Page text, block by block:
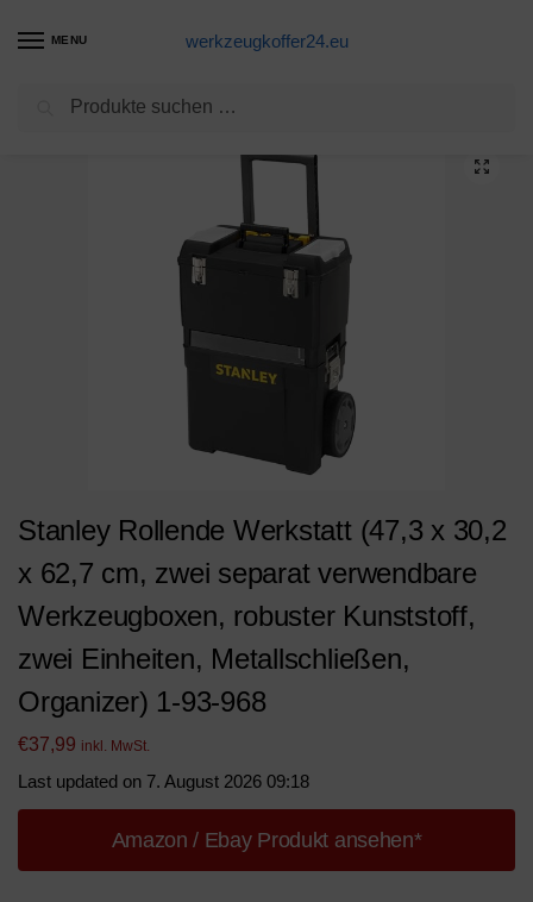
MENU werkzeugkoffer24.eu
Werkzeugtrolley Produkte
Stanley Rollende Werkstatt (47,3 x 30,2
x 62,7 cm, zwei separat verwendbare
Werkzeugboxen, robuster Kunststoff,
zwei Einheiten, Metallschließen,
Organizer) 1-93-968
€37,99 inkl. MwSt.
Last updated on 7. August 2026 09:18
Amazon / Ebay Produkt ansehen*